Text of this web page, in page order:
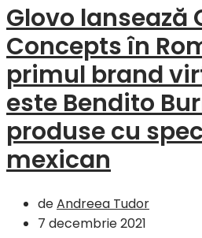
Glovo lansează
Concepts în
primul brand
este Bendito
produse cu
mexican
deAndreea Tudor
7 decembrie 2021